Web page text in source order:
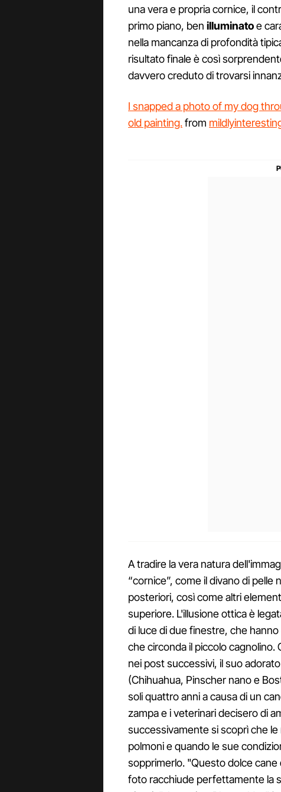
una vera e propria cornice, il
primo piano, ben illuminatoe
nella mancanza di profondità
risultato finale è così
davvero creduto di trovarsi
I snapped a photo of my dog
old painting.from
A tradire la vera natura
“cornice”, come il divano di pelle
posteriori, così come altri
superiore. L'illusione ottica è
di luce di due finestre, che hanno
che circonda il piccolo
nei post successivi, il suo
(Chihuahua, Pinscher nano e
soli quattro anni a causa di un
zampa e i veterinari decisero di
successivamente si scoprì che
polmoni e quando le sue
sopprimerlo. "Questo dolce
foto racchiude perfettamente la